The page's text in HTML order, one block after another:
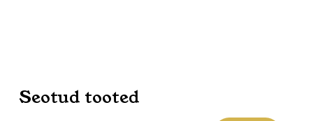
Seotud tooted